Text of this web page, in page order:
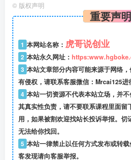
© 版权声明
重要声明
1 本网站名称： 虎哥说创业
2 本站永久网址：
3 本站文章部分内容可能来源于网络
有侵权，请联系客服微信：Mrcai125进
4 本站一切资源不代表本站立场，并
其真实性负责，请不要联系课程里面留
用，如果被割欢迎找站长投诉举报。切
无法给你找回。
5 本站一律禁止以任何方式发布或转
客发现请向客服举报。